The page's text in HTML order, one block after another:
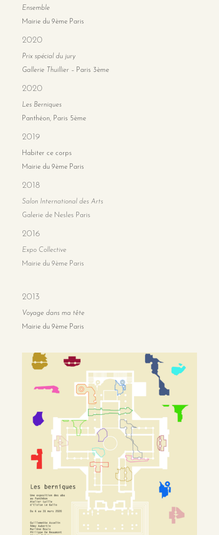
Ensemble
Mairie du 9ème Paris
2020
Prix spécial du jury
Gallerie Thuillier – Paris 3ème
2020
Les Berniques
Panthéon, Paris 5ème
2019
Habiter ce corps
Mairie du 9ème Paris
2018
Salon International des Arts
Galerie de Nesles Paris
2016
Expo Collective
Mairie du 9ème Paris
2013
Voyage dans ma tête
Mairie du 9ème Paris